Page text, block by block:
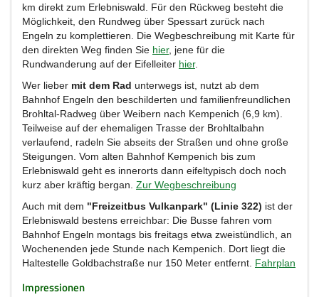
km direkt zum Erlebniswald. Für den Rückweg besteht die
Möglichkeit, den Rundweg über Spessart zurück nach
Engeln zu komplettieren. Die Wegbeschreibung mit Karte für
den direkten Weg finden Sie hier, jene für die
Rundwanderung auf der Eifelleiter hier.
Wer lieber mit dem Rad unterwegs ist, nutzt ab dem
Bahnhof Engeln den beschilderten und familienfreundlichen
Brohltal-Radweg über Weibern nach Kempenich (6,9 km).
Teilweise auf der ehemaligen Trasse der Brohltalbahn
verlaufend, radeln Sie abseits der Straßen und ohne große
Steigungen. Vom alten Bahnhof Kempenich bis zum
Erlebniswald geht es innerorts dann eifeltypisch doch noch
kurz aber kräftig bergan. Zur Wegbeschreibung
Auch mit dem "Freizeitbus Vulkanpark" (Linie 322) ist der
Erlebniswald bestens erreichbar: Die Busse fahren vom
Bahnhof Engeln montags bis freitags etwa zweistündlich, an
Wochenenden jede Stunde nach Kempenich. Dort liegt die
Haltestelle Goldbachstraße nur 150 Meter entfernt. Fahrplan
Impressionen